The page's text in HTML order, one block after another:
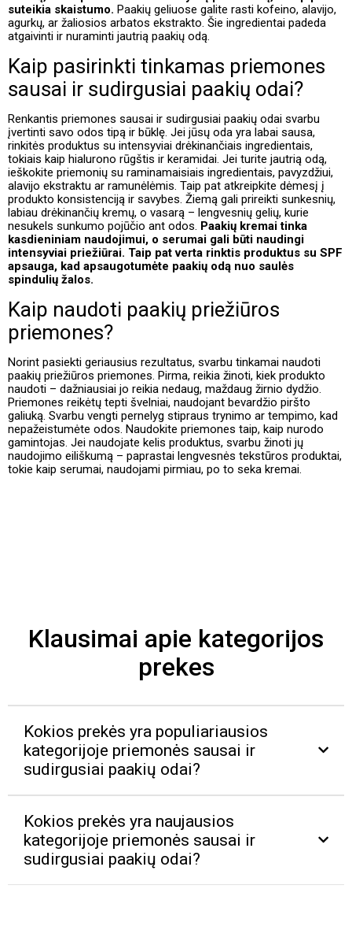
suteikia skaistumo. Paakių geliuose galite rasti kofeino, alavijo,
agurkų, ar žaliosios arbatos ekstrakto. Šie ingredientai padeda
atgaivinti ir nuraminti jautrią paakių odą.
Kaip pasirinkti tinkamas priemones
sausai ir sudirgusiai paakių odai?
Renkantis priemones sausai ir sudirgusiai paakių odai svarbu
įvertinti savo odos tipą ir būklę. Jei jūsų oda yra labai sausa,
rinkitės produktus su intensyviai drėkinančiais ingredientais,
tokiais kaip hialurono rūgštis ir keramidai. Jei turite jautrią odą,
ieškokite priemonių su raminamaisiais ingredientais, pavyzdžiui,
alavijo ekstraktu ar ramunėlėmis. Taip pat atkreipkite dėmesį į
produkto konsistenciją ir savybes. Žiemą gali prireikti sunkesnių,
labiau drėkinančių kremų, o vasarą – lengvesnių gelių, kurie
nesukels sunkumo pojūčio ant odos. Paakių kremai tinka
kasdieniniam naudojimui, o serumai gali būti naudingi
intensyviai priežiūrai. Taip pat verta rinktis produktus su SPF
apsauga, kad apsaugotumėte paakių odą nuo saulės
spindulių žalos.
Kaip naudoti paakių priežiūros
priemones?
Norint pasiekti geriausius rezultatus, svarbu tinkamai naudoti
paakių priežiūros priemones. Pirma, reikia žinoti, kiek produkto
naudoti – dažniausiai jo reikia nedaug, maždaug žirnio dydžio.
Priemones reikėtų tepti švelniai, naudojant bevardžio piršto
galiuką. Svarbu vengti pernelyg stipraus trynimo ar tempimo, kad
nepažeistumėte odos. Naudokite priemones taip, kaip nurodo
gamintojas. Jei naudojate kelis produktus, svarbu žinoti jų
naudojimo eiliškumą – paprastai lengvesnės tekstūros produktai,
tokie kaip serumai, naudojami pirmiau, po to seka kremai.
Klausimai apie kategorijos
prekes
Kokios prekės yra populiariausios
kategorijoje priemonės sausai ir
sudirgusiai paakių odai?
Kokios prekės yra naujausios
kategorijoje priemonės sausai ir
sudirgusiai paakių odai?